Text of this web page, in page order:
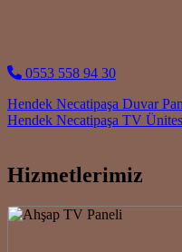
0553 558 94 30
Post navigation
Hendek Necatipaşa Duvar
Hendek Necatipaşa TV
Hizmetlerimiz